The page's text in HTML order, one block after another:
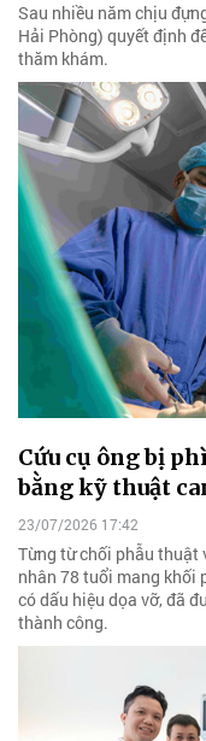
Sau nhiều năm chịu
Hải Phòng) quyết định
thăm khám.
Cứu cụ ông bị
bằng kỹ thuật
23/07/2026 17:42
Từng từ chối phẫu thuật
nhân 78 tuổi mang khối
có dấu hiệu dọa vỡ, đã
thành công.